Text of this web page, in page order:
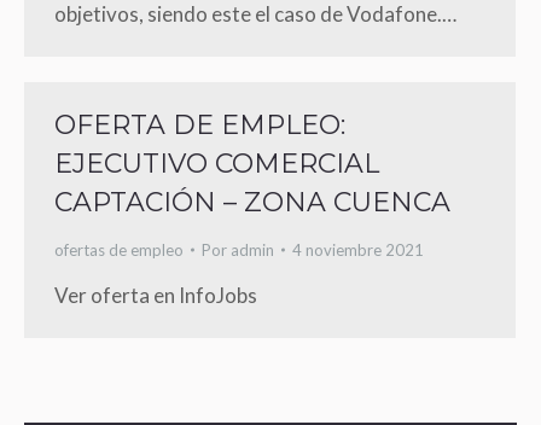
objetivos, siendo este el caso de Vodafone.…
OFERTA DE EMPLEO:
EJECUTIVO COMERCIAL
CAPTACIÓN – ZONA CUENCA
ofertas de empleo Por admin 4 noviembre 2021
Ver oferta en InfoJobs